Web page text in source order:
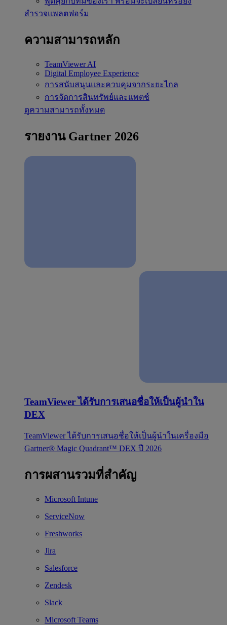
สำรวจแพลตฟอร์ม
ความสามารถหลัก
TeamViewer AI
Digital Employee Experience
การสนับสนุนและควบคุมจากระยะไกล
การจัดการสินทรัพย์และแพตช์
ดูความสามารถทั้งหมด
รายงาน Gartner 2026
TeamViewer ได้รับการเสนอชื่อให้เป็นผู้นำใน
DEX
TeamViewer ได้รับการเสนอชื่อให้เป็นผู้นำในเครื่องมือ
Gartner® Magic Quadrant™ DEX ปี 2026
การผสานรวมที่สำคัญ
Microsoft Intune
ServiceNow
Freshworks
Jira
Salesforce
Zendesk
Slack
Microsoft Teams